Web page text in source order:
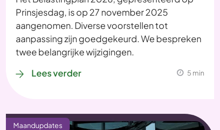
Prinsjesdag, is op 27 november 2025
aangenomen. Diverse voorstellen tot
aanpassing zijn goedgekeurd. We bespreken
twee belangrijke wijzigingen.
Lees verder
5 min
Maandupdates